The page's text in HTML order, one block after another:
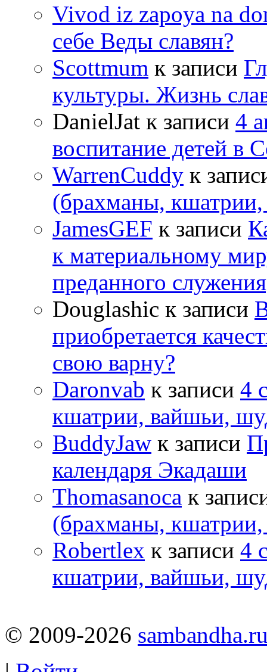
Vivod iz zapoya na
себе Веды славян?
Scottmum к записи
культуры. Жизнь
DanielJat к записи 4
воспитание детей в
WarrenCuddy к
(брахманы,
JamesGEF к записи
к материальному
преданного
Douglashic к записи
приобретается
свою варну?
Daronvab к записи 4
кшатрии, вайшьи,
BuddyJaw к записи
календаря Экадаши
Thomasanoca к
(брахманы,
Robertlex к записи 4
кшатрии, вайшьи,
© 2009-2026